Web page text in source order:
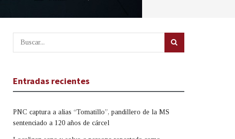
Entradas recientes
PNC captura a alias “Tomatillo”, pandillero de la MS
sentenciado a 120 años de cárcel